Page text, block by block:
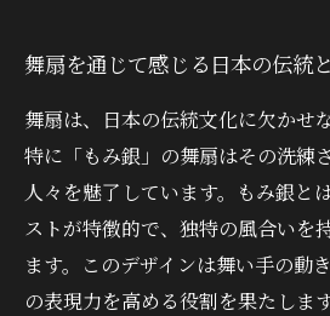
舞扇を通じて感じる日本の伝統
舞扇は、日本の伝統文化に欠かせ
特に「もみ銀」の舞扇はその洗練
人々を魅了しています。もみ銀と
ストが特徴的で、独特の風合いを
ます。このデザインは舞い手の動
の表現力を高める役割を果たしま